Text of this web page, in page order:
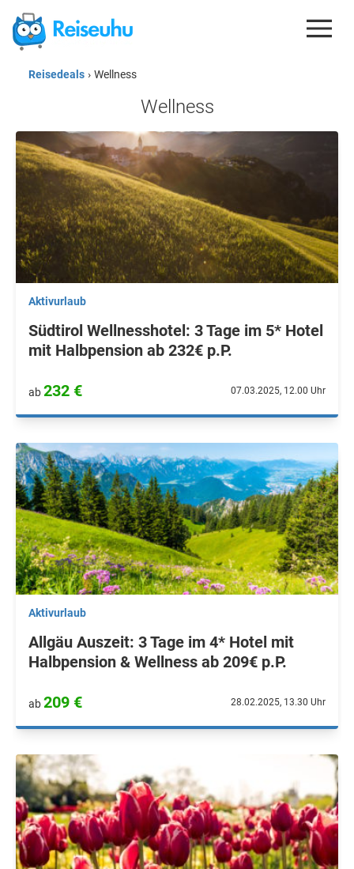
REISEDEALS
GUTSCHEINE
KREDITKARTEN
ESIM
REISEBLOG
Reisedeals › Wellness
Wellness
Aktivurlaub
Südtirol Wellnesshotel: 3 Tage im 5* Hotel
mit Halbpension ab 232€ p.P.
ab232 € 07.03.2025, 12.00 Uhr
Aktivurlaub
Allgäu Auszeit: 3 Tage im 4* Hotel mit
Halbpension & Wellness ab 209€ p.P.
ab209 € 28.02.2025, 13.30 Uhr